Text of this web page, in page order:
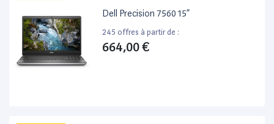
Dell Precision 7560 15”
245 offres à partir de :
664,00 €